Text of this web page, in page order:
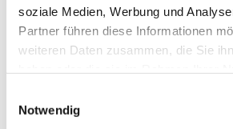
soziale Medien, Werbung und
Partner führen diese Informationen
weiteren Daten zusammen, die Sie
Notwendig